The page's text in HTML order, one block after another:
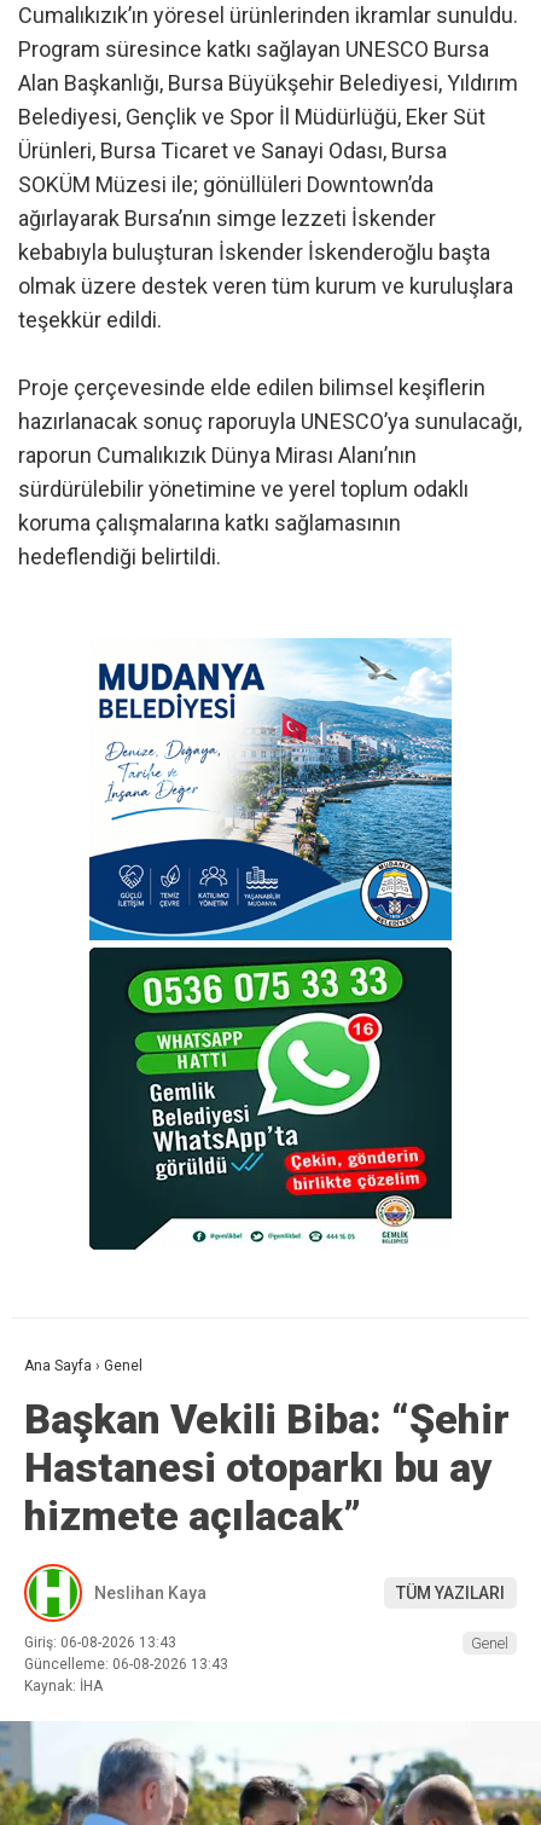
Cumalıkızık’ın yöresel ürünlerinden ikramlar sunuldu.
Program süresince katkı sağlayan UNESCO Bursa
Alan Başkanlığı, Bursa Büyükşehir Belediyesi, Yıldırım
Belediyesi, Gençlik ve Spor İl Müdürlüğü, Eker Süt
Ürünleri, Bursa Ticaret ve Sanayi Odası, Bursa
SOKÜM Müzesi ile; gönüllüleri Downtown’da
ağırlayarak Bursa’nın simge lezzeti İskender
kebabıyla buluşturan İskender İskenderoğlu başta
olmak üzere destek veren tüm kurum ve kuruluşlara
teşekkür edildi.
Proje çerçevesinde elde edilen bilimsel keşiflerin
hazırlanacak sonuç raporuyla UNESCO’ya sunulacağı,
raporun Cumalıkızık Dünya Mirası Alanı’nın
sürdürülebilir yönetimine ve yerel toplum odaklı
koruma çalışmalarına katkı sağlamasının
hedeflendiği belirtildi.
Ana Sayfa › Genel
Başkan Vekili Biba: “Şehir
Hastanesi otoparkı bu ay
hizmete açılacak”
Neslihan Kaya TÜM YAZILARI
Giriş: 06-08-2026 13:43
Güncelleme: 06-08-2026 13:43
Kaynak: İHA
Genel